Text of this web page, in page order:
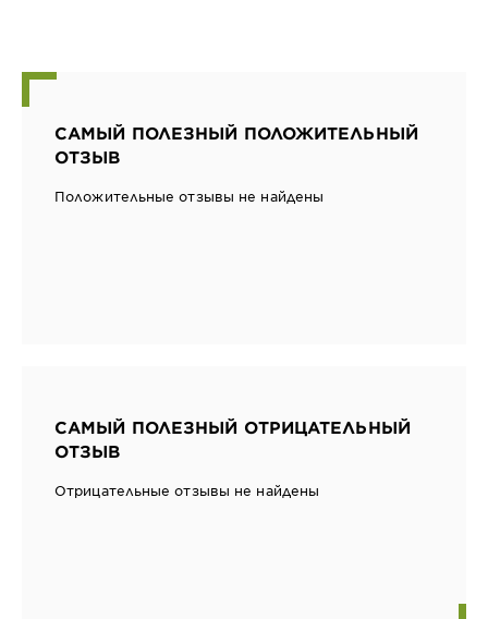
САМЫЙ ПОЛЕЗНЫЙ ПОЛОЖИТЕЛЬНЫЙ
ОТЗЫВ
Положительные отзывы не найдены
САМЫЙ ПОЛЕЗНЫЙ ОТРИЦАТЕЛЬНЫЙ
ОТЗЫВ
Отрицательные отзывы не найдены